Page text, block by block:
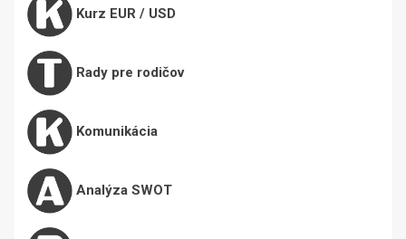
Kurz EUR / USD
Rady pre rodičov
Komunikácia
Analýza SWOT